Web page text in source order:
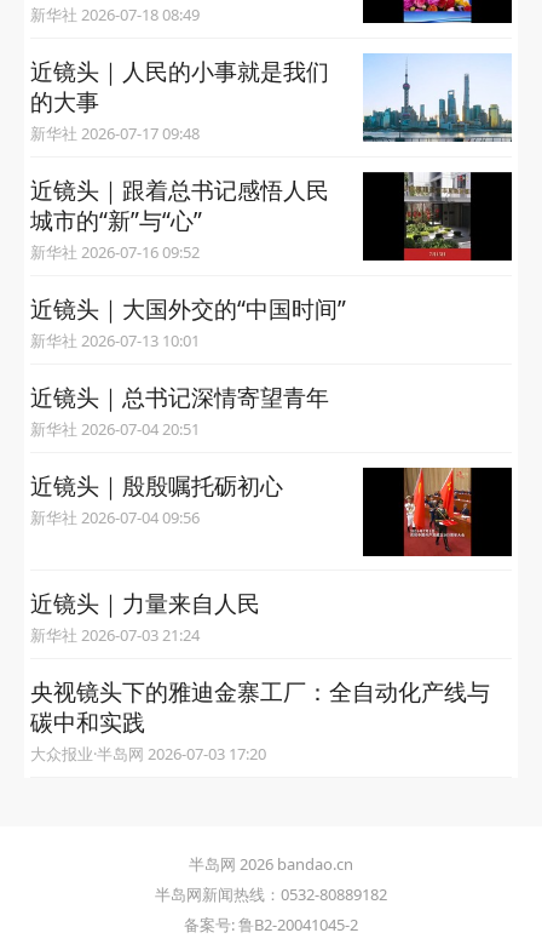
新华社 2026-07-18 08:49
近镜头｜人民的小事就是我们
的大事
新华社 2026-07-17 09:48
近镜头｜跟着总书记感悟人民
城市的“新”与“心”
新华社 2026-07-16 09:52
近镜头｜大国外交的“中国时间”
新华社 2026-07-13 10:01
近镜头｜总书记深情寄望青年
新华社 2026-07-04 20:51
近镜头｜殷殷嘱托砺初心
新华社 2026-07-04 09:56
近镜头｜力量来自人民
新华社 2026-07-03 21:24
央视镜头下的雅迪金寨工厂：全自动化产线与
碳中和实践
大众报业·半岛网 2026-07-03 17:20
半岛网 2026 bandao.cn
半岛网新闻热线：0532-80889182
备案号: 鲁B2-20041045-2